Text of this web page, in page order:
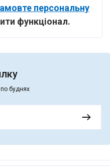
персональну
функціонал.
по буднях